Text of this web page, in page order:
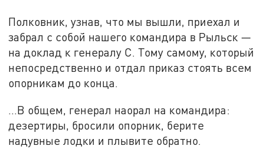
Полковник, узнав, что мы вышли, приехал и
забрал с собой нашего командира в Рыльск —
на доклад к генералу С. Тому самому, который
непосредственно и отдал приказ стоять всем
опорникам до конца.
...В общем, генерал наорал на командира:
дезертиры, бросили опорник, берите
надувные лодки и плывите обратно.